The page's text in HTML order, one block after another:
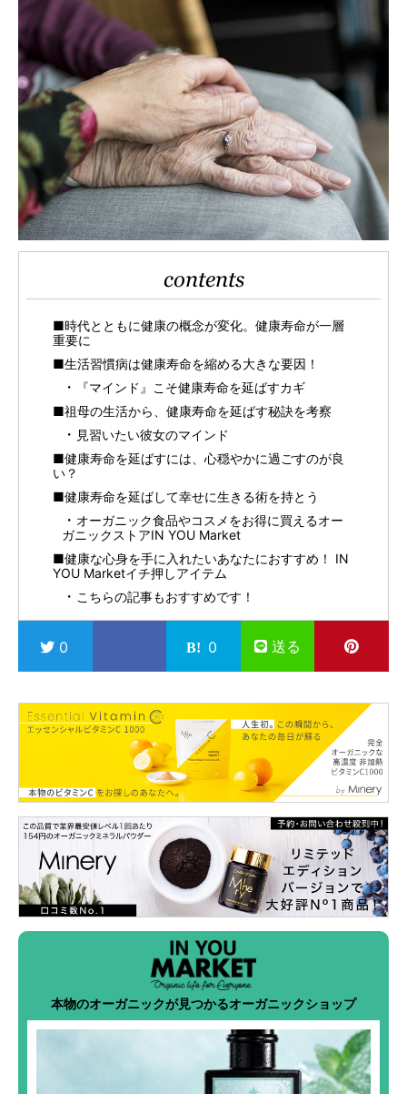
contents
■時代とともに健康の概念が変化。健康寿命が一層
重要に
■生活習慣病は健康寿命を縮める大きな要因！
『マインド』こそ健康寿命を延ばすカギ
■祖母の生活から、健康寿命を延ばす秘訣を考察
見習いたい彼女のマインド
■健康寿命を延ばすには、心穏やかに過ごすのが良
い？
■健康寿命を延ばして幸せに生きる術を持とう
オーガニック食品やコスメをお得に買えるオー
ガニックストアIN YOU Market
■健康な心身を手に入れたいあなたにおすすめ！ IN
YOU Marketイチ押しアイテム
こちらの記事もおすすめです！
0 0 送る
本物のオーガニックが見つかるオーガニックショップ